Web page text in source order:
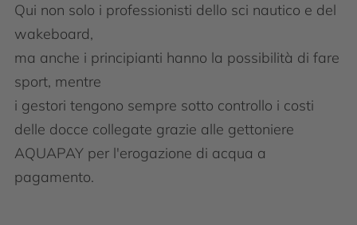
Qui non solo i professionisti dello sci nautico e del
wakeboard,
ma anche i principianti hanno la possibilità di fare
sport, mentre
i gestori tengono sempre sotto controllo i costi
delle docce collegate grazie alle gettoniere
AQUAPAY per l'erogazione di acqua a
pagamento.